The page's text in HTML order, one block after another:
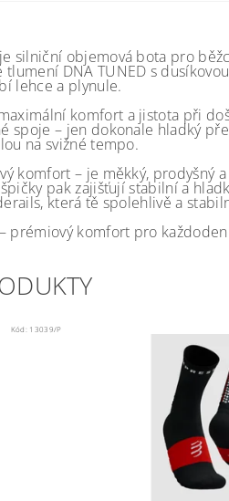
je silniční objemová bota pro
DNA TUNED s
lehce a plynule.
komfort a jistota při
spoje – jen dokonale hladký
na svižné tempo.
komfort – je měkký, prodyšný
pak zajišťují stabilní a
která tě spolehlivě a
– prémiový komfort pro
Kód: 13039/P